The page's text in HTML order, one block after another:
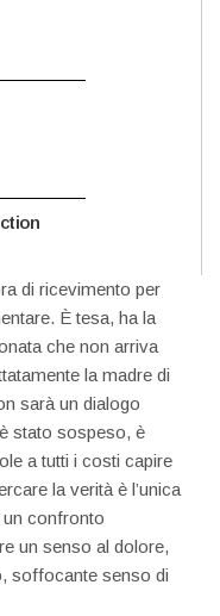
di ricevimento per
È tesa, ha la
che non arriva
la madre di
sarà un dialogo
stato sospeso, è
a tutti i costi capire
la verità è l’unica
confronto
un senso al dolore,
soffocante senso di